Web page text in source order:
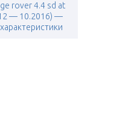
rover 4.4 sd at
— 10.2016) —